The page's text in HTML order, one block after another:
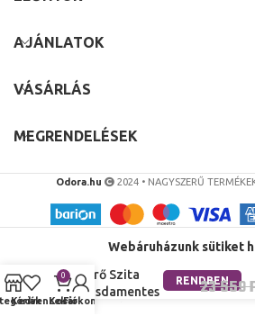
AJÁNLATOK
VÁSÁRLÁS
MEGRENDELÉSEK
Odora.hu 2024 • NAGYSZERŰ
Webáruházunk sütiket
RENDBEN
1 Db Dupla
Rétegű Finom
Szűrő Szita
Rozsdamentes
Acél Infúziós
Kedvencek
0
KosárFiókom